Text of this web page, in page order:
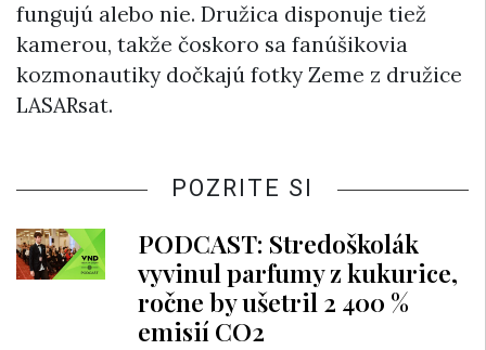
fungujú alebo nie. Družica disponuje tiež
kamerou, takže čoskoro sa fanúšikovia
kozmonautiky dočkajú fotky Zeme z družice
LASARsat.
POZRITE SI
PODCAST: Stredoškolák
vyvinul parfumy z kukurice,
ročne by ušetril 2 400 %
emisií CO2